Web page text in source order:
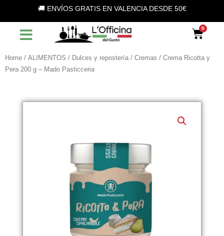
contenuto
🚚 ENVÍOS GRATIS EN VALENCIA DESDE 50€
Home / ALIMENTOS / Dulces y repostería / Cremas / Crema Ricotta y
Pera 200 g – Mado Pasticceria